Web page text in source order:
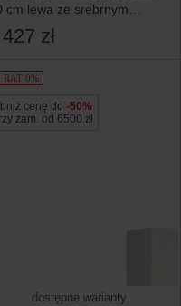
cm lewa ze srebrnym
lewa biały canadian
427 zł
RAT 0%
cenę do -50%
zam. od 6500 zł
dostępne warianty